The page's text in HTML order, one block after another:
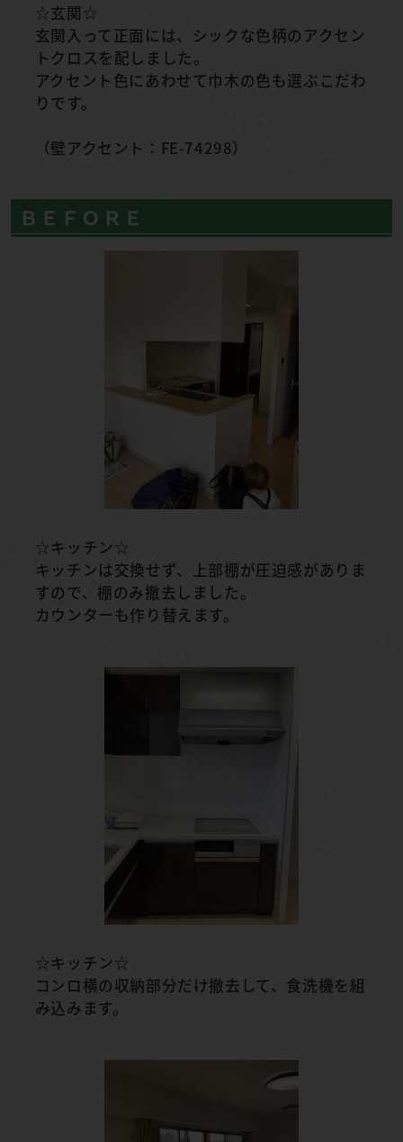
☆玄関☆
玄関入って正面には、シックな色柄のアクセン
トクロスを配しました。
アクセント色にあわせて巾木の色も選ぶこだわ
りです。
（壁アクセント：FE-74298）
ＢＥＦＯＲＥ
☆キッチン☆
キッチンは交換せず、上部棚が圧迫感がありま
すので、棚のみ撤去しました。
カウンターも作り替えます。
☆キッチン☆
コンロ横の収納部分だけ撤去して、食洗機を組
み込みます。